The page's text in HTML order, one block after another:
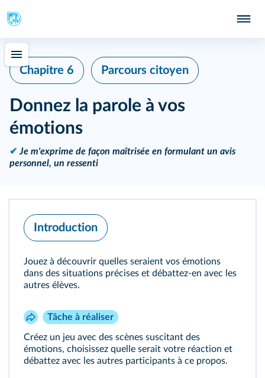
Chapitre 6 Parcours citoyen
Donnez la parole à vos
émotions
✔ Je m'exprime de façon maîtrisée en formulant un avis
personnel, un ressenti
Introduction
Jouez à découvrir quelles seraient vos émotions
dans des situations précises et débattez-en avec les
autres élèves.
Tâche à réaliser
Créez un jeu avec des scènes suscitant des
émotions, choisissez quelle serait votre réaction et
débattez avec les autres participants à ce propos.